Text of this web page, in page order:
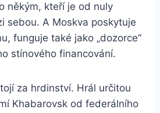
někým, kteří je od nuly
sebou. A Moskva poskytuje
funguje také jako „dozorce“
stínového financování.
za hrdinství. Hrál určitou
Khabarovsk od federálního